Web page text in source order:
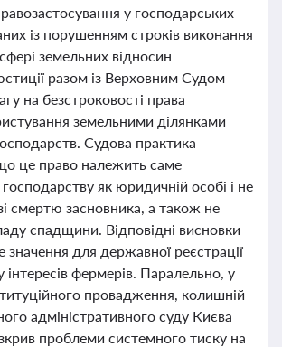
у господарських
із порушенням строків виконання
земельних відносин
разом із Верховним Судом
на безстроковості права
земельними ділянками
Судова практика
це право належить саме
як юридичній особі і не
смертю засновника, а також не
спадщини. Відповідні висновки
для державної реєстрації
інтересів фермерів. Паралельно, у
провадження, колишній
адміністративного суду Києва
проблеми системного тиску на